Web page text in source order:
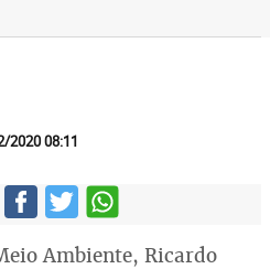
2020 08:11
Ambiente, Ricardo